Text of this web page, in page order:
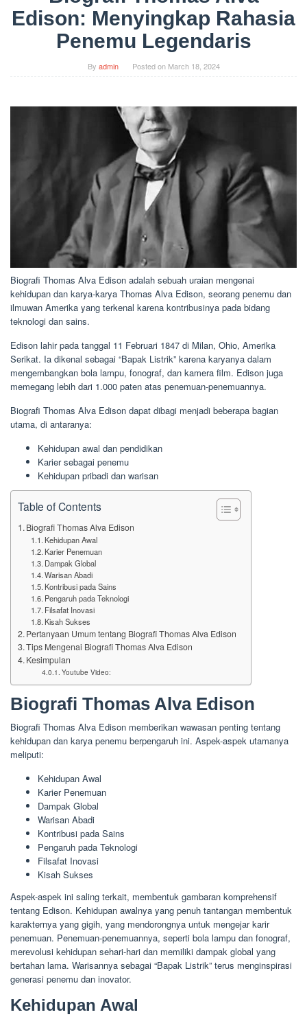
Edison: Menyingkap Rahasia
Penemu Legendaris
By admin Posted on March 18, 2024
Biografi Thomas Alva Edison adalah sebuah uraian mengenai
kehidupan dan karya-karya Thomas Alva Edison, seorang penemu dan
ilmuwan Amerika yang terkenal karena kontribusinya pada bidang
teknologi dan sains.
Edison lahir pada tanggal 11 Februari 1847 di Milan, Ohio, Amerika
Serikat. Ia dikenal sebagai “Bapak Listrik” karena karyanya dalam
mengembangkan bola lampu, fonograf, dan kamera film. Edison juga
memegang lebih dari 1.000 paten atas penemuan-penemuannya.
Biografi Thomas Alva Edison dapat dibagi menjadi beberapa bagian
utama, di antaranya:
Kehidupan awal dan pendidikan
Karier sebagai penemu
Kehidupan pribadi dan warisan
Table of Contents
Biografi Thomas Alva Edison
Kehidupan Awal
Karier Penemuan
Dampak Global
Warisan Abadi
Kontribusi pada Sains
Pengaruh pada Teknologi
Filsafat Inovasi
Kisah Sukses
Pertanyaan Umum tentang Biografi Thomas Alva Edison
Tips Mengenai Biografi Thomas Alva Edison
Kesimpulan
Youtube Video:
Biografi Thomas Alva Edison
Biografi Thomas Alva Edison memberikan wawasan penting tentang
kehidupan dan karya penemu berpengaruh ini. Aspek-aspek utamanya
meliputi:
Kehidupan Awal
Karier Penemuan
Dampak Global
Warisan Abadi
Kontribusi pada Sains
Pengaruh pada Teknologi
Filsafat Inovasi
Kisah Sukses
Aspek-aspek ini saling terkait, membentuk gambaran komprehensif
tentang Edison. Kehidupan awalnya yang penuh tantangan membentuk
karakternya yang gigih, yang mendorongnya untuk mengejar karir
penemuan. Penemuan-penemuannya, seperti bola lampu dan fonograf,
merevolusi kehidupan sehari-hari dan memiliki dampak global yang
bertahan lama. Warisannya sebagai “Bapak Listrik” terus menginspirasi
generasi penemu dan inovator.
Kehidupan Awal